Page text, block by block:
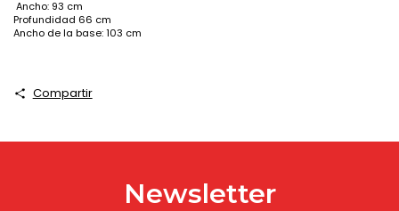
Ancho: 93 cm
Profundidad 66 cm
Ancho de la base: 103 cm
Compartir
Newsletter